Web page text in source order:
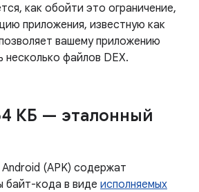
как обойти это ограничение,
приложения, известную как
вашему приложению
несколько файлов DEX.
КБ — эталонный
(APK) содержат
байт-кода в виде исполняемых